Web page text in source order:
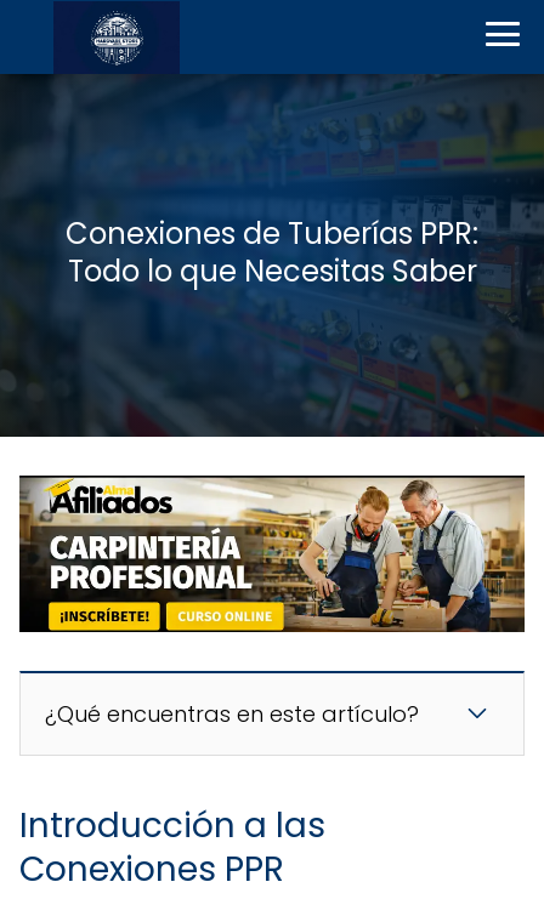
Conexiones de Tuberías PPR:
Todo lo que Necesitas Saber
¿Qué encuentras en este artículo?
Introducción a las
Conexiones PPR